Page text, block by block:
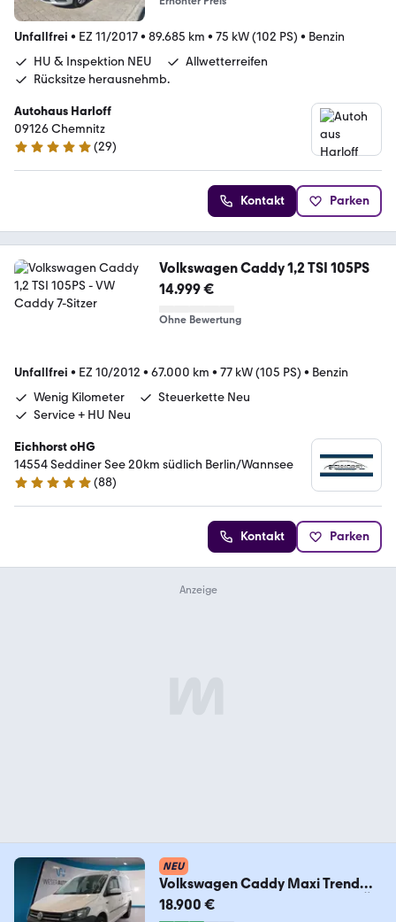
Unfallfrei • EZ 11/2017• 89.685 km • 75 kW (102 PS) • Benzin
HU & Inspektion NEU
Allwetterreifen
Rücksitze herausnehmb.
Autohaus Harloff
09126 Chemnitz
5 Sterne
(29)
Kontakt Parken
Volkswagen Caddy 1,2 TSI 105PS
14.999 €
Ohne Bewertung
Unfallfrei • EZ 10/2012 • 67.000 km • 77 kW (105 PS) • Benzin
Wenig Kilometer
Steuerkette Neu
Service + HU Neu
Eichhorst oHG
14554 Seddiner See 20km südlich Berlin/Wannsee
5 Sterne
(88)
Kontakt Parken
NEU
Volkswagen Caddy Maxi Trend
4Motion AHK NAVI 2xSCHIEBETÜR
18.900 €